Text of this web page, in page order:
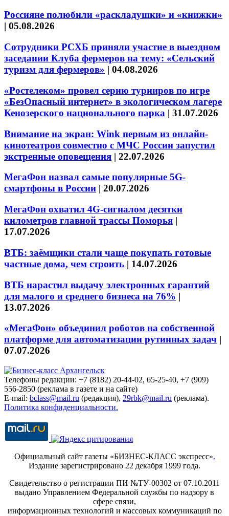
Россияне полюбили «раскладушки» и «книжки»
| 05.08.2026
Сотрудники РСХБ приняли участие в выездном
заседании Клуба фермеров на тему: «Сельский
туризм для фермеров» | 04.08.2026
«Ростелеком» провел серию турниров по игре
«БезОпасный интернет» в экологическом лагере
Кенозерского национального парка | 31.07.2026
Внимание на экран: Wink первым из онлайн-
кинотеатров совместно с МЧС России запустил
экстренные оповещения | 22.07.2026
МегаФон назвал самые популярные 5G-
смартфоны в России | 20.07.2026
МегаФон охватил 4G-сигналом десятки
километров главной трассы Поморья |
17.07.2026
ВТБ: заёмщики стали чаще покупать готовые
частные дома, чем строить | 14.07.2026
ВТБ нарастил выдачу электронных гарантий
для малого и среднего бизнеса на 76% |
13.07.2026
«МегаФон» объединил роботов на собственной
платформе для автоматизации рутинных задач |
07.07.2026
Телефоны редакции: +7 (8182) 20-44-02, 65-25-40, +7 (909)
556-2850 (реклама в газете и на сайте)
E-mail: bclass@mail.ru (редакция), 29rbk@mail.ru (реклама).
Политика конфиденциальности.
Официальный сайт газеты «БИЗНЕС-КЛАСС экспресс».
Издание зарегистрировано 22 декабря 1999 года.
Свидетельство о регистрации ПИ №ТУ-00302 от 07.10.2011
выдано Управлением Федеральной службы по надзору в
сфере связи,
информационных технологий и массовых коммуникаций по